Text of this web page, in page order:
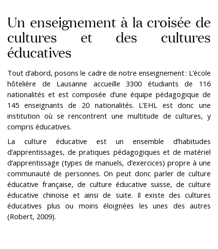
Un enseignement à la croisée de
cultures et des cultures
éducatives
Tout d’abord, posons le cadre de notre enseignement : L’école
hôtelière de Lausanne accueille 3300 étudiants de 116
nationalités et est composée d’une équipe pédagogique de
145 enseignants de 20 nationalités. L’EHL est donc une
institution où se rencontrent une multitude de cultures, y
compris éducatives.
La culture éducative est un ensemble d’habitudes
d’apprentissages, de pratiques pédagogiques et de matériel
d’apprentissage (types de manuels, d’exercices) propre à une
communauté de personnes. On peut donc parler de culture
éducative française, de culture éducative suisse, de culture
éducative chinoise et ainsi de suite. Il existe des cultures
éducatives plus ou moins éloignées les unes des autres
(Robert, 2009).